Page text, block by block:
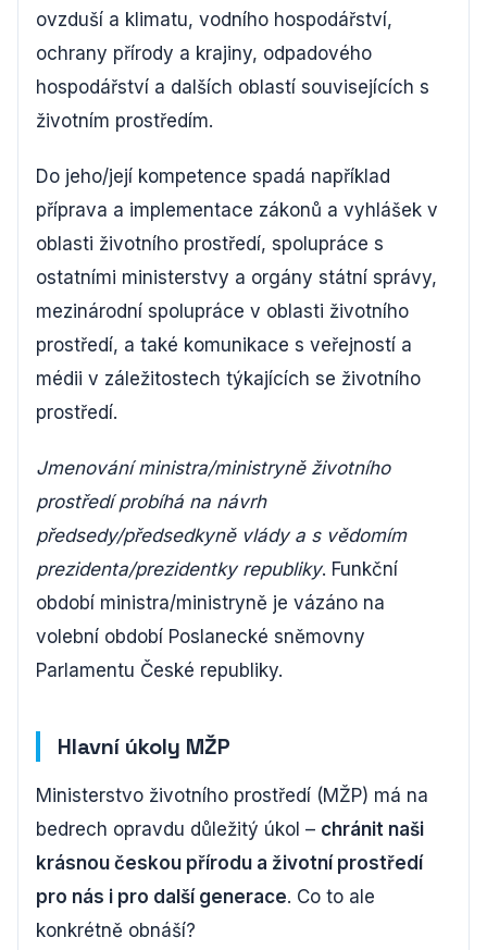
ovzduší a klimatu, vodního hospodářství,
ochrany přírody a krajiny, odpadového
hospodářství a dalších oblastí souvisejících s
životním prostředím.
Do jeho/její kompetence spadá například
příprava a implementace zákonů a vyhlášek v
oblasti životního prostředí, spolupráce s
ostatními ministerstvy a orgány státní správy,
mezinárodní spolupráce v oblasti životního
prostředí, a také komunikace s veřejností a
médii v záležitostech týkajících se životního
prostředí.
Jmenování ministra/ministryně životního
prostředí probíhá na návrh
předsedy/předsedkyně vlády a s vědomím
prezidenta/prezidentky republiky. Funkční
období ministra/ministryně je vázáno na
volební období Poslanecké sněmovny
Parlamentu České republiky.
Hlavní úkoly MŽP
Ministerstvo životního prostředí (MŽP) má na
bedrech opravdu důležitý úkol – chránit naši
krásnou českou přírodu a životní prostředí
pro nás i pro další generace. Co to ale
konkrétně obnáší?